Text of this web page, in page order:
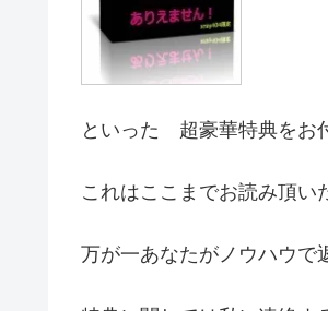
といった 超豪華特典をお
これはここまでお読み頂い
万が一あなたがノウハウで